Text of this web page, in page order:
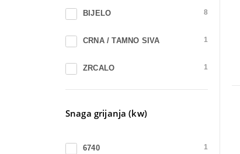
BIJELO 8
CRNA / TAMNO SIVA 1
ZRCALO 1
Snaga grijanja (kw)
6740 1